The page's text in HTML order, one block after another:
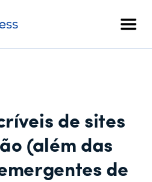
de sites
(além das
de